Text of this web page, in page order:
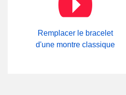
Boucle ardillon
sur notre boutique de
explorez une large gamme de
Remplacer le bracelet
d'une montre classique